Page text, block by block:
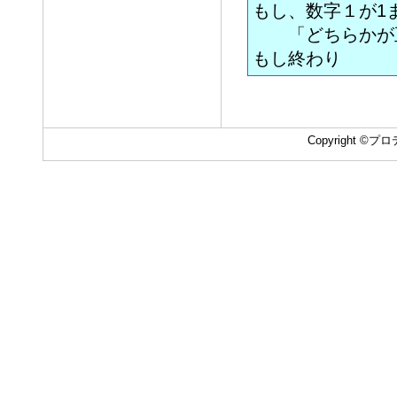
もし、数字１が1
「どちらかが
もし終わり
Copyright ©プロ